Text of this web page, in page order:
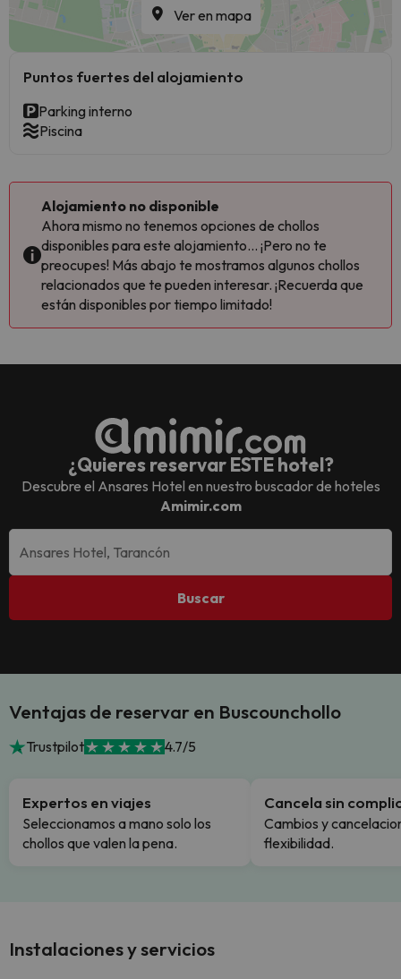
Ver en mapa
Puntos fuertes del alojamiento
Parking interno
Piscina
Alojamiento no disponible
Ahora mismo no tenemos opciones de chollos
disponibles para este alojamiento... ¡Pero no te
preocupes! Más abajo te mostramos algunos chollos
relacionados que te pueden interesar. ¡Recuerda que
están disponibles por tiempo limitado!
¿Quieres reservar ESTE hotel?
Descubre el Ansares Hotel en nuestro buscador de hoteles
Amimir.com
Buscar
Ventajas de reservar en Buscounchollo
Trustpilot 4.7/5
Expertos en viajes
Seleccionamos a mano solo los
chollos que valen la pena.
Cancela sin
Cambios y
flexibilidad.
Instalaciones y servicios